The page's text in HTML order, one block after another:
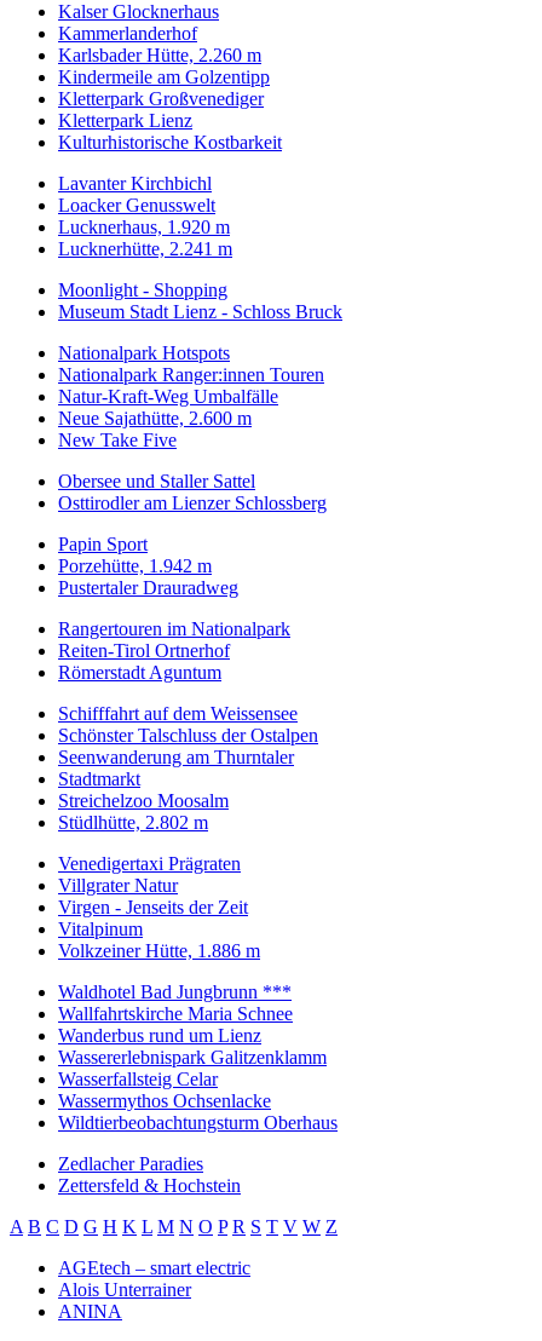
Kalser Glocknerhaus
Kammerlanderhof
Karlsbader Hütte, 2.260 m
Kindermeile am Golzentipp
Kletterpark Großvenediger
Kletterpark Lienz
Kulturhistorische Kostbarkeit
Lavanter Kirchbichl
Loacker Genusswelt
Lucknerhaus, 1.920 m
Lucknerhütte, 2.241 m
Moonlight - Shopping
Museum Stadt Lienz - Schloss Bruck
Nationalpark Hotspots
Nationalpark Ranger:innen Touren
Natur-Kraft-Weg Umbalfälle
Neue Sajathütte, 2.600 m
New Take Five
Obersee und Staller Sattel
Osttirodler am Lienzer Schlossberg
Papin Sport
Porzehütte, 1.942 m
Pustertaler Drauradweg
Rangertouren im Nationalpark
Reiten-Tirol Ortnerhof
Römerstadt Aguntum
Schifffahrt auf dem Weissensee
Schönster Talschluss der Ostalpen
Seenwanderung am Thurntaler
Stadtmarkt
Streichelzoo Moosalm
Stüdlhütte, 2.802 m
Venedigertaxi Prägraten
Villgrater Natur
Virgen - Jenseits der Zeit
Vitalpinum
Volkzeiner Hütte, 1.886 m
Waldhotel Bad Jungbrunn ***
Wallfahrtskirche Maria Schnee
Wanderbus rund um Lienz
Wassererlebnispark Galitzenklamm
Wasserfallsteig Celar
Wassermythos Ochsenlacke
Wildtierbeobachtungsturm Oberhaus
Zedlacher Paradies
Zettersfeld & Hochstein
A B C D G H K L M N O P R S T V W Z
AGEtech – smart electric
Alois Unterrainer
ANINA